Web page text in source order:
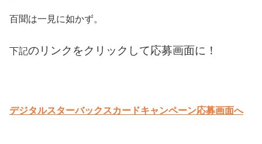
百聞は一見に如かず。
下記のリンクをクリックして応募画面に！
デジタルスターバックスカードキャンペーン応募画面へ